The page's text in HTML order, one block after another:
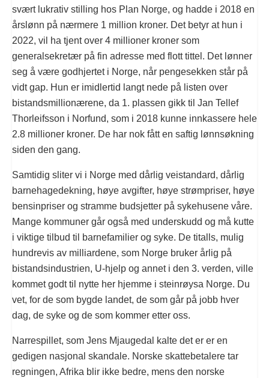
svært lukrativ stilling hos Plan Norge, og hadde i 2018 en
årslønn på nærmere 1 million kroner. Det betyr at hun i
2022, vil ha tjent over 4 millioner kroner som
generalsekretær på fin adresse med flott tittel. Det lønner
seg å være godhjertet i Norge, når pengesekken står på
vidt gap. Hun er imidlertid langt nede på listen over
bistandsmillionærene, da 1. plassen gikk til Jan Tellef
Thorleifsson i Norfund, som i 2018 kunne innkassere hele
2.8 millioner kroner. De har nok fått en saftig lønnsøkning
siden den gang.
Samtidig sliter vi i Norge med dårlig veistandard, dårlig
barnehagedekning, høye avgifter, høye strømpriser, høye
bensinpriser og stramme budsjetter på sykehusene våre.
Mange kommuner går også med underskudd og må kutte
i viktige tilbud til barnefamilier og syke. De titalls, mulig
hundrevis av milliardene, som Norge bruker årlig på
bistandsindustrien, U-hjelp og annet i den 3. verden, ville
kommet godt til nytte her hjemme i steinrøysa Norge. Du
vet, for de som bygde landet, de som går på jobb hver
dag, de syke og de som kommer etter oss.
Narrespillet, som Jens Mjaugedal kalte det er er en
gedigen nasjonal skandale. Norske skattebetalere tar
regningen, Afrika blir ikke bedre, mens den norske